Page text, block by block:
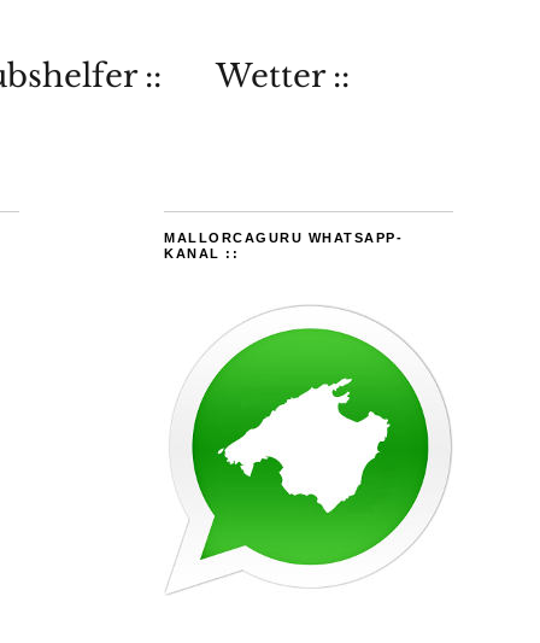
:: Wetter ::
MALLORCAGURU WHATSAPP-
KANAL ::